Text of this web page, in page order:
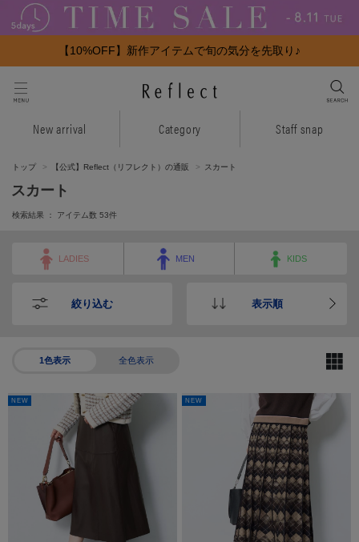
【10%OFF】新作アイテムで旬の気分を先取り♪
New arrival Category Staff snap
トップ 【公式】Reflect（リフレクト）の通販 スカート
スカート
検索結果 ： アイテム数 53件
LADIES MEN KIDS
絞り込む 表示順
1色表示 全色表示
NEW NEW